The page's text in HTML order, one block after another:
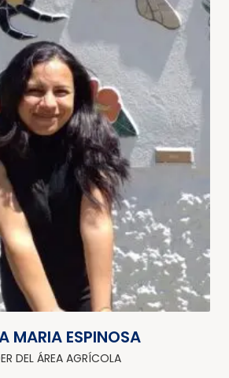
MARIA ESPINOSA
DEL ÁREA AGRÍCOLA